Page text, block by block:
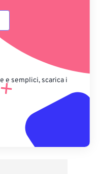
e semplici, scarica i